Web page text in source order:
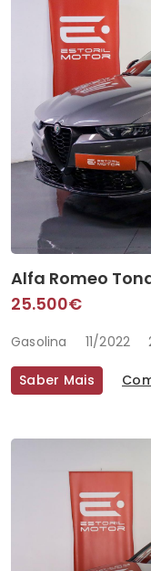
Alfa Romeo
25.500€
Gasolina 11/2022
Saber Mais